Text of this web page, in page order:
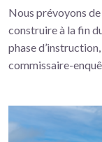
Nous prévoyons
construire à la fin
phase
commissaire-